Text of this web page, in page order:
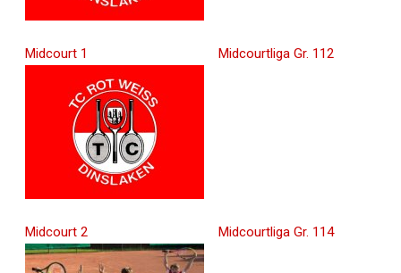
Midcourt 1 Midcourtliga Gr. 112
Midcourt 2 Midcourtliga Gr. 114